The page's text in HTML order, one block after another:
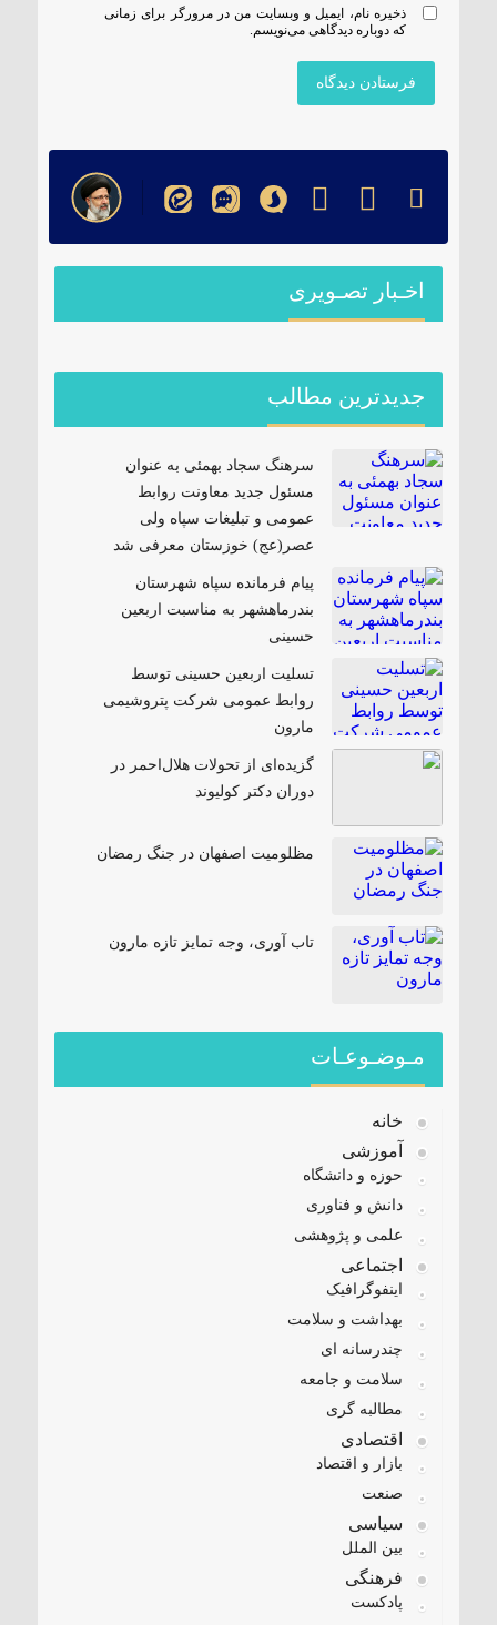
ذخیره نام، ایمیل و وبسایت من در مرورگر برای زمانی
که دوباره دیدگاهی می‌نویسم.
اخـبار تصـویری
جدیدترین مطالب
سرهنگ سجاد بهمئی به عنوان
مسئول جدید معاونت روابط
عمومی و تبلیغات سپاه ولی
عصر(عج) خوزستان معرفی شد
پیام فرمانده سپاه شهرستان
بندرماهشهر به مناسبت اربعین
حسینی
تسلیت اربعین حسینی توسط
روابط عمومی شرکت پتروشیمی
مارون
گزیده‌ای از تحولات هلال‌احمر در
دوران دکتر کولیوند
مظلومیت اصفهان در جنگ رمضان
تاب آوری، وجه تمایز تازه مارون
مـوضـوعـات
خانه
آموزشی
حوزه و دانشگاه
دانش و فناوری
علمی و پژوهشی
اجتماعی
اینفوگرافیک
بهداشت و سلامت
چندرسانه ای
سلامت و جامعه
مطالبه گری
اقتصادی
بازار و اقتصاد
صنعت
سیاسی
بین الملل
فرهنگی
پادکست